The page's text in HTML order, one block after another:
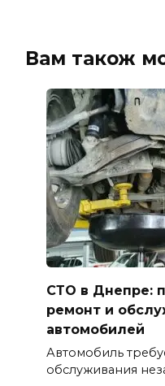
Вам також
СТО в Днепре:
ремонт и
автомобилей
Автомобиль
обслуживания